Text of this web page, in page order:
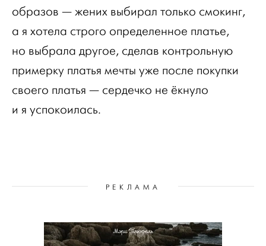
образов — жених выбирал только смокинг,
а я хотела строго определенное платье,
но выбрала другое, сделав контрольную
примерку платья мечты уже после покупки
своего платья — сердечко не ёкнуло
и я успокоилась.
РЕКЛАМА